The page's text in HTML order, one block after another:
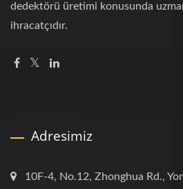
dedektörü üretimi konusunda
ihracatçıdır.
Adresimiz
10F-4, No.12, Zhonghua Rd.,